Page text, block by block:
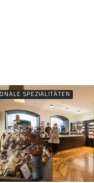
SPEZIALITÄTEN